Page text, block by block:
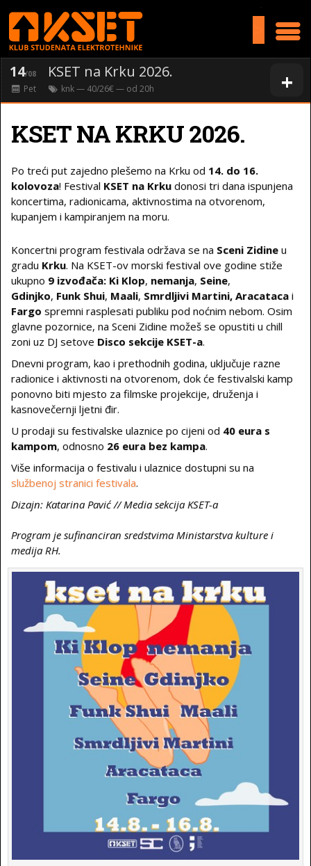
+
14/08 KSET na Krku 2026.
Pet knk— 40/26€ — od 20h
KSET NA KRKU 2026.
Po treći put zajedno plešemo na Krku od 14. do 16.
kolovoza! Festival KSET na Krku donosi tri dana ispunjena
koncertima, radionicama, aktivnostima na otvorenom,
kupanjem i kampiranjem na moru.
Koncertni program festivala održava se na Sceni Zidine u
gradu Krku. Na KSET-ov morski festival ove godine stiže
ukupno 9 izvođača: Ki Klop, nemanja, Seine,
Gdinjko, Funk Shui, Maali, Smrdljivi Martini, Aracataca i
Fargo spremni rasplesati publiku pod noćnim nebom. Osim
glavne pozornice, na Sceni Zidine možeš se opustiti u chill
zoni uz DJ setove Disco sekcije KSET-a.
Dnevni program, kao i prethodnih godina, uključuje razne
radionice i aktivnosti na otvorenom, dok će festivalski kamp
ponovno biti mjesto za filmske projekcije, druženja i
kasnovečernji ljetni đir.
U prodaji su festivalske ulaznice po cijeni od 40 eura s
kampom, odnosno 26 eura bez kampa.
Više informacija o festivalu i ulaznice dostupni su na
službenoj stranici festivala.
Dizajn: Katarina Pavić // Media sekcija KSET-a
Program je sufinanciran sredstvima Ministarstva kulture i
medija RH.